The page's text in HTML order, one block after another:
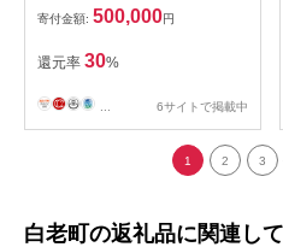
寄付金額: 500,000円
還元率 30%
6サイトで掲載中
1 2 3
白老町の返礼品に関連し